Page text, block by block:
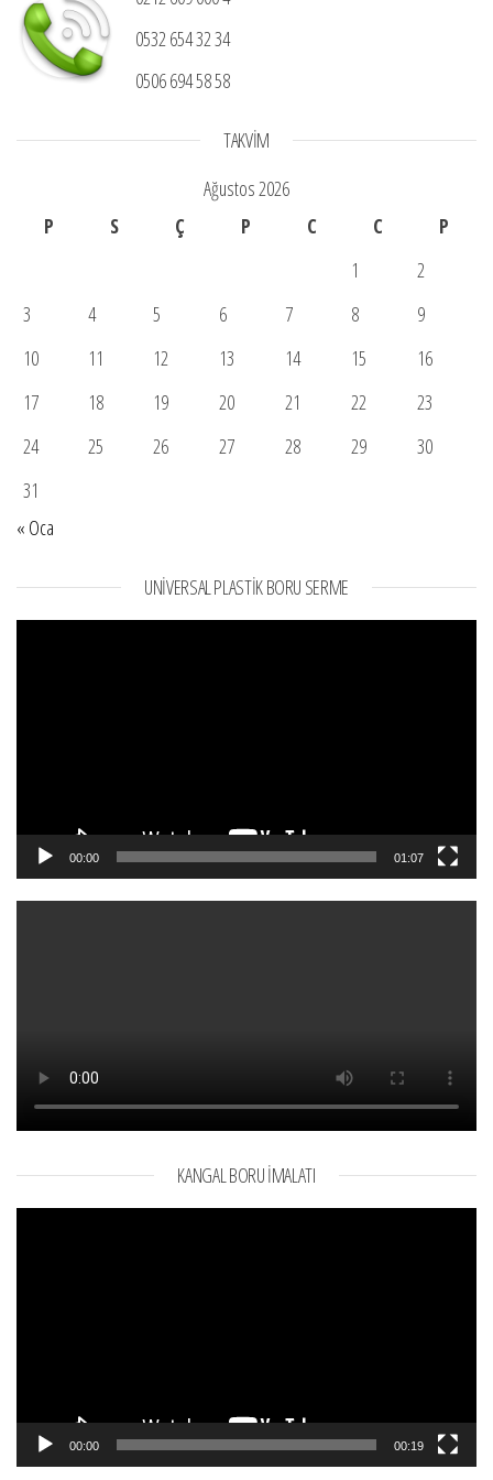
0532 654 32 34
0506 694 58 58
TAKVIM
Ağustos 2026
P
S Ç P C C
P
1
2
3
4 5 6 7 8
9
10
11 12 13 14 15
16
17
18 19 20 21 22
23
24
25 26 27 28 29
30
31
« Oca
UNIVERSAL PLASTIK BORU SERME
00:00 01:07
KANGAL BORU İMALATI
00:00 00:19